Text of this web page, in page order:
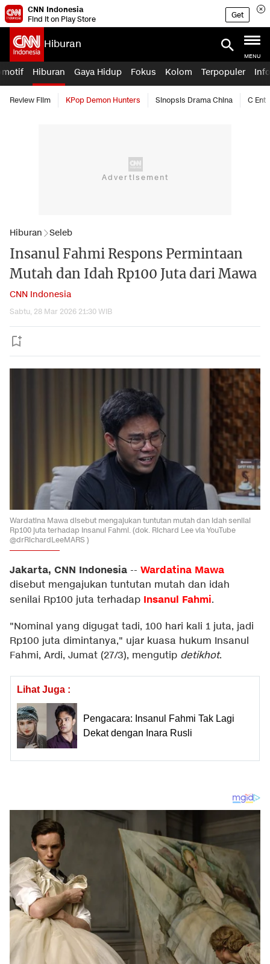
CNN Indonesia
Find it on Play Store
Get
Hiburan
MENU
Hiburan Gaya Hidup Fokus Kolom Terpopuler
Review Film KPop Demon Hunters Sinopsis Drama China C Ent
Hiburan Seleb
Insanul Fahmi Respons Permintaan
Mutah dan Idah Rp100 Juta dari Mawa
CNN Indonesia
Sabtu, 28 Mar 2026 21:30 WIB
Wardatina Mawa disebut mengajukan tuntutan mutah dan idah senilai
Rp100 juta terhadap Insanul Fahmi. (dok. Richard Lee via YouTube
@drRichardLeeMARS )
Jakarta, CNN Indonesia -- Wardatina Mawa
disebut mengajukan tuntutan mutah dan idah
senilai Rp100 juta terhadap Insanul Fahmi.
"Nominal yang digugat tadi, 100 hari kali 1 juta, jadi
Rp100 juta dimintanya," ujar kuasa hukum Insanul
Fahmi, Ardi, Jumat (27/3), mengutip detikhot.
Lihat Juga :
Pengacara: Insanul Fahmi Tak Lagi
Dekat dengan Inara Rusli